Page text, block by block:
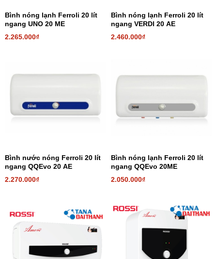
Bình nóng lạnh Ferroli 20 lít
ngang UNO 20 ME
2.265.000₫
Bình nóng lạnh Ferroli 20 lít
ngang VERDI 20 AE
2.460.000₫
Bình nước nóng Ferroli 20 lít
ngang QQEvo 20 AE
2.270.000₫
Bình nóng lạnh Ferroli 20 lít
ngang QQEvo 20ME
2.050.000₫